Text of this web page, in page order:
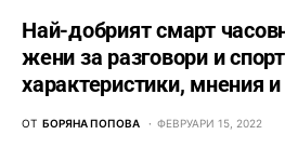
Най-добрият смарт
жени за разговори и
характеристики, мнения
ОТ БОРЯНА ПОПОВА ФЕВРУАРИ 15, 2022